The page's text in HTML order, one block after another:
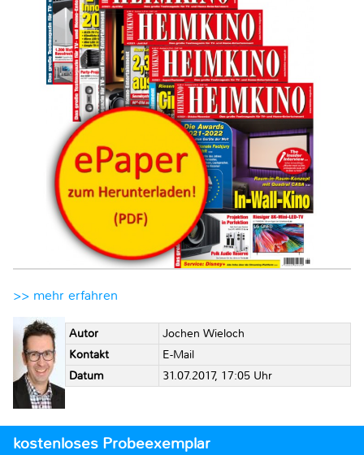
>> mehr erfahren
Autor
Jochen Wieloch
Kontakt
E-Mail
Datum
31.07.2017, 17:05 Uhr
kostenloses Probeexemplar